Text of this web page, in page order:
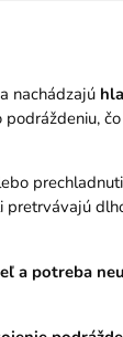
nachádzajú
a potreba